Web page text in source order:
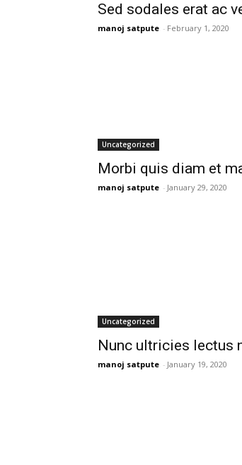
Sed sodales erat ac
manoj satpute - February 1, 2020
Uncategorized
Morbi quis diam et
manoj satpute - January 29, 2020
Uncategorized
Nunc ultricies lectus
manoj satpute - January 19, 2020